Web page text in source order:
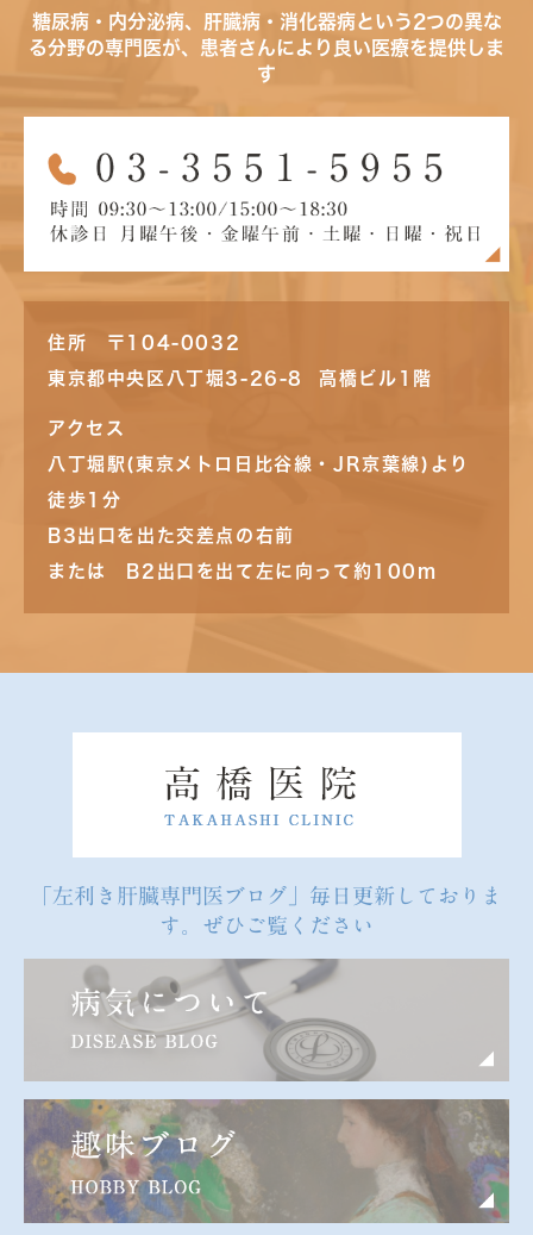
糖尿病・内分泌病、肝臓病・消化器病という2つの異な
る分野の専門医が、患者さんにより良い医療を提供しま
す
住所 〒104-0032
東京都中央区八丁堀3-26-8 高橋ビル1階
アクセス
八丁堀駅(東京メトロ日比谷線・JR京葉線)より
徒歩1分
B3出口を出た交差点の右前
または B2出口を出て左に向って約100m
「左利き肝臓専門医ブログ」毎日更新しておりま
す。ぜひご覧ください